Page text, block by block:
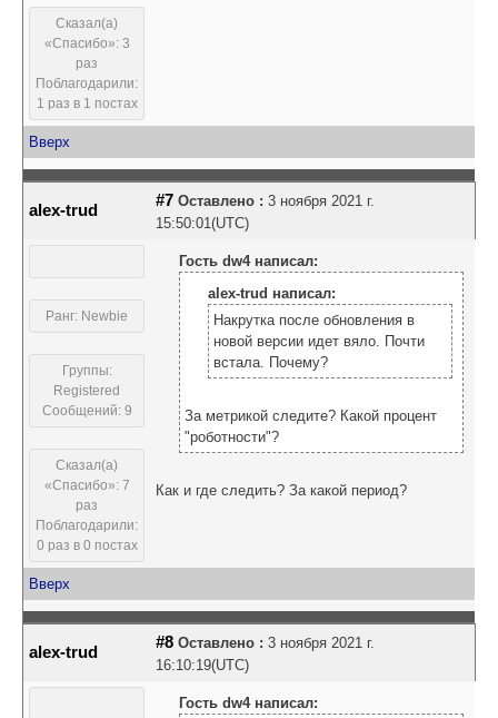
Сказал(а)
«Спасибо»: 3
раз
Поблагодарили:
1 раз в 1 постах
Вверх
alex-trud
#7 Оставлено : 3 ноября 2021 г.
15:50:01(UTC)
Ранг: Newbie
Группы:
Registered
Сообщений: 9
Сказал(а)
«Спасибо»: 7
раз
Поблагодарили:
0 раз в 0 постах
Гость dw4 написал:
alex-trud написал:
Накрутка после обновления в
новой версии идет вяло. Почти
встала. Почему?
За метрикой следите? Какой процент
"роботности"?
Как и где следить? За какой период?
Вверх
alex-trud
#8 Оставлено : 3 ноября 2021 г.
16:10:19(UTC)
Гость dw4 написал: